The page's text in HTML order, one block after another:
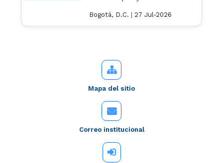
Bogotá, D.C. 27 Jul-2026
Mapa del sitio
Correo institucional